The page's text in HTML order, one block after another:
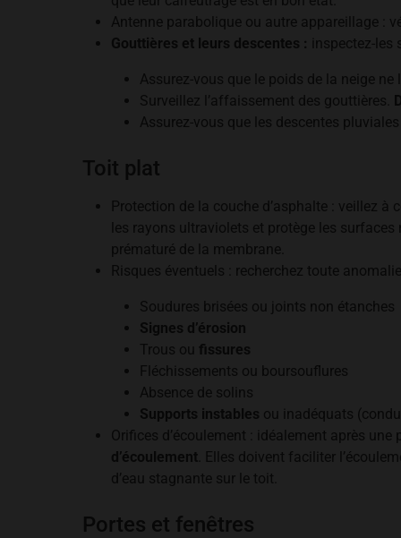
Antenne parabolique ou autre appareillage :
Gouttières et leurs descentes : inspectez-les
Assurez-vous que le poids de la neige
Surveillez l’affaissement des gouttières.
Assurez-vous que les descentes
Toit plat
Protection de la couche d’asphalte : veillez à
les rayons ultraviolets et protège les
prématuré de la membrane.
Risques éventuels : recherchez toute
Soudures brisées ou joints non étanches
Signes d’érosion
Trous ou fissures
Fléchissements ou boursouflures
Absence de solins
Supports instables ou inadéquats
Orifices d’écoulement : idéalement après
d’écoulement . Elles doivent faciliter
d’eau stagnante sur le toit.
Portes et fenêtres